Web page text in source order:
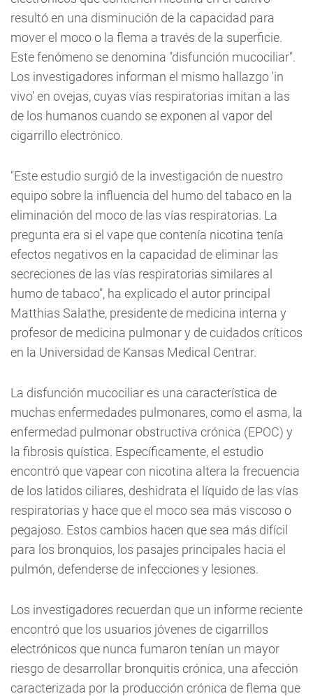
resultó en una disminución de la capacidad para
mover el moco o la flema a través de la superficie.
Este fenómeno se denomina "disfunción mucociliar".
Los investigadores informan el mismo hallazgo 'in
vivo' en ovejas, cuyas vías respiratorias imitan a las
de los humanos cuando se exponen al vapor del
cigarrillo electrónico.
"Este estudio surgió de la investigación de nuestro
equipo sobre la influencia del humo del tabaco en la
eliminación del moco de las vías respiratorias. La
pregunta era si el vape que contenía nicotina tenía
efectos negativos en la capacidad de eliminar las
secreciones de las vías respiratorias similares al
humo de tabaco", ha explicado el autor principal
Matthias Salathe, presidente de medicina interna y
profesor de medicina pulmonar y de cuidados críticos
en la Universidad de Kansas Medical Centrar.
La disfunción mucociliar es una característica de
muchas enfermedades pulmonares, como el asma, la
enfermedad pulmonar obstructiva crónica (EPOC) y
la fibrosis quística. Específicamente, el estudio
encontró que vapear con nicotina altera la frecuencia
de los latidos ciliares, deshidrata el líquido de las vías
respiratorias y hace que el moco sea más viscoso o
pegajoso. Estos cambios hacen que sea más difícil
para los bronquios, los pasajes principales hacia el
pulmón, defenderse de infecciones y lesiones.
Los investigadores recuerdan que un informe reciente
encontró que los usuarios jóvenes de cigarrillos
electrónicos que nunca fumaron tenían un mayor
riesgo de desarrollar bronquitis crónica, una afección
caracterizada por la producción crónica de flema que